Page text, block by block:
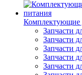
Комплектующие
Запчасти
Запчасти
Запчасти
Запчасти
Запчасти